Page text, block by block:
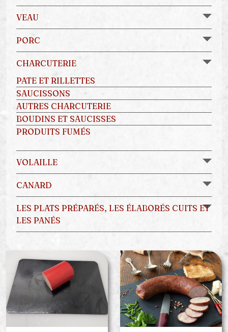
VEAU
PORC
CHARCUTERIE
PATE ET RILLETTES
SAUCISSONS
AUTRES CHARCUTERIE
BOUDINS ET SAUCISSES
PRODUITS FUMÉS
VOLAILLE
CANARD
LES PLATS PRÉPARÉS, LES ÉLABORÉS CUITS ET
LES PANÉS